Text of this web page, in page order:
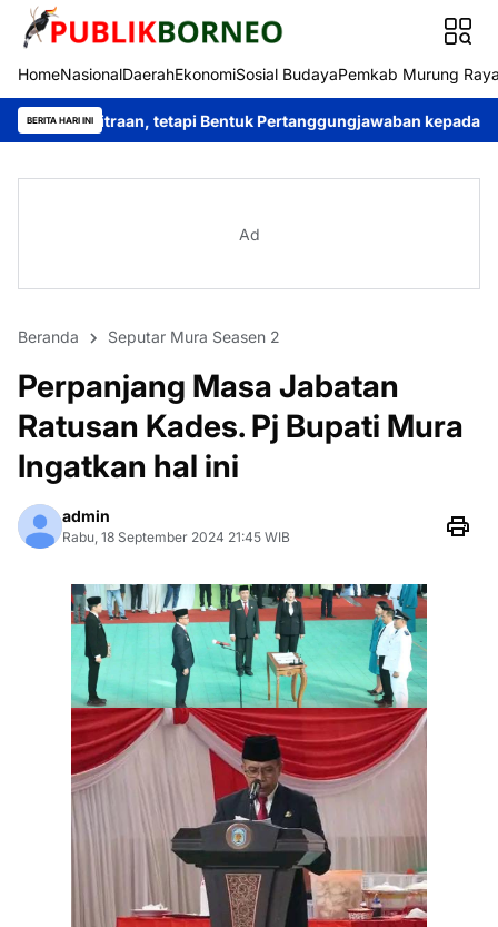
HomeNasionalDaerahEkonomiSosial BudayaPemkab Murung
BERITA HARI INI
Bentuk Pertanggungjawaban kepada Masyarakat Murung
Ad
Beranda Seputar Mura Seasen 2
Perpanjang Masa Jabatan
Ratusan Kades. Pj Bupati Mura
Ingatkan hal ini
admin
Rabu, 18 September 2024 21:45 WIB